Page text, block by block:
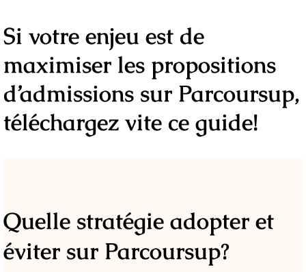
Si votre enjeu est de
maximiser les propositions
d’admissions sur Parcoursup,
téléchargez vite ce guide!
Quelle stratégie adopter et
éviter sur Parcoursup?